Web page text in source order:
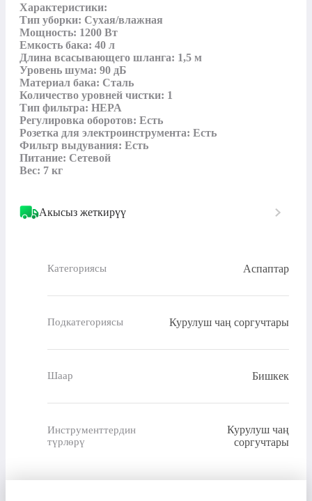
Характеристики:
Тип уборки: Сухая/влажная
Мощность: 1200 Вт
Емкость бака: 40 л
Длина всасывающего шланга: 1,5 м
Уровень шума: 90 дБ
Материал бака: Сталь
Количество уровней чистки: 1
Тип фильтра: HEPA
Регулировка оборотов: Есть
Розетка для электроинструмента: Есть
Фильтр выдувания: Есть
Питание: Сетевой
Вес: 7 кг
Акысыз жеткирүү
Категориясы Аспаптар
Подкатегориясы Курулуш чаң соргучтары
Шаар Бишкек
Инструменттердин
түрлөрү
Курулуш чаң
соргучтары